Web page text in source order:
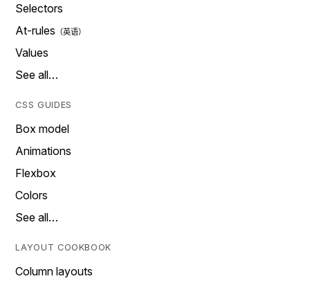
Selectors
At-rules
Values
See all…
CSS GUIDES
Box model
Animations
Flexbox
Colors
See all…
LAYOUT COOKBOOK
Column layouts